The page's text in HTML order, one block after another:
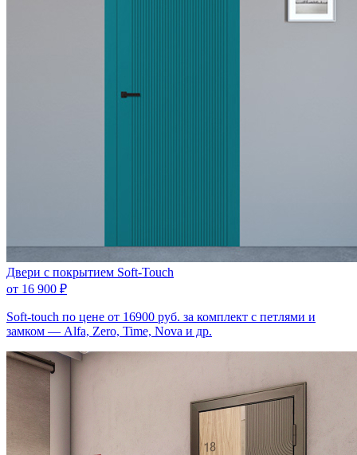
Двери с покрытием Soft-Touch
от 16 900 ₽
Soft-touch по цене от 16900 руб. за комплект с петлями и
замком — Аlfa, Zero, Time, Nova и др.